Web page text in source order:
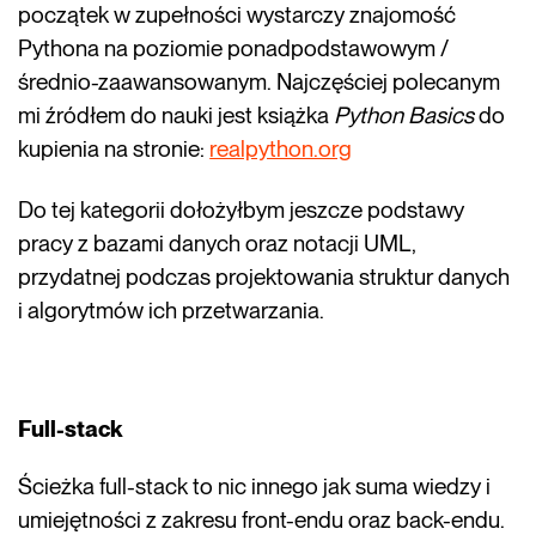
początek w zupełności wystarczy znajomość
Pythona na poziomie ponadpodstawowym /
średnio-zaawansowanym. Najczęściej polecanym
mi źródłem do nauki jest książka Python Basicsdo
kupienia na stronie: realpython.org
Do tej kategorii dołożyłbym jeszcze podstawy
pracy z bazami danych oraz notacji UML,
przydatnej podczas projektowania struktur danych
i algorytmów ich przetwarzania.
Full-stack
Ścieżka full-stack to nic innego jak suma wiedzy i
umiejętności z zakresu front-endu oraz back-endu.